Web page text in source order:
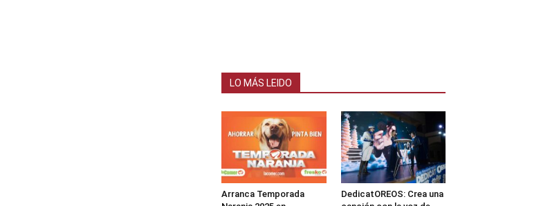
LO MÁS LEIDO
Arranca Temporada
DedicatOREOS: Crea una